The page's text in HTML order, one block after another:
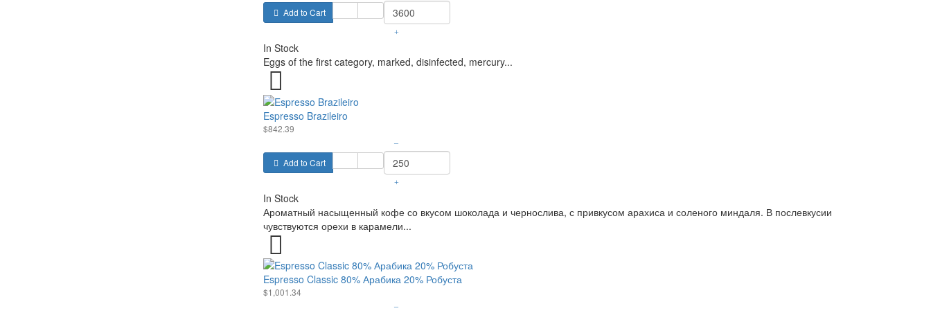
Add to Cart
+
In Stock
Eggs of the first category, marked, disinfected, mercury...
Espresso Brazileiro
$842.39
Add to Cart
–
+
In Stock
Ароматный насыщенный кофе со вкусом шоколада и чернослива, с привкусом арахиса и соленого миндаля. В послевкусии
чувствуются орехи в карамели...
Espresso Classic 80% Арабика 20% Робуста
$1,001.34
–